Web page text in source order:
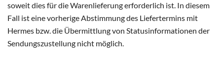
soweit dies für die Warenlieferung erforderlich ist. In diesem
Fall ist eine vorherige Abstimmung des Liefertermins mit
Hermes bzw. die Übermittlung von Statusinformationen der
Sendungszustellung nicht möglich.